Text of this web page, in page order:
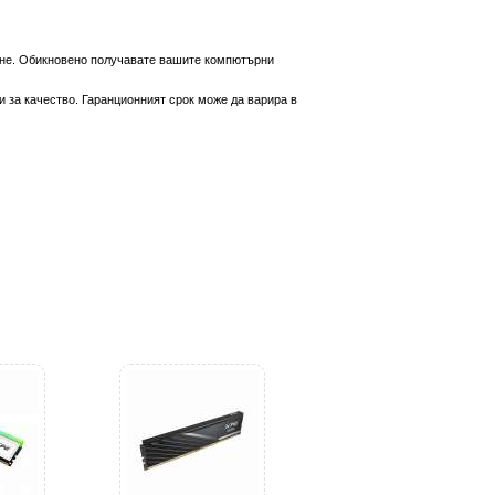
Обикновено получавате вашите компютърни
качество. Гаранционният срок може да варира в